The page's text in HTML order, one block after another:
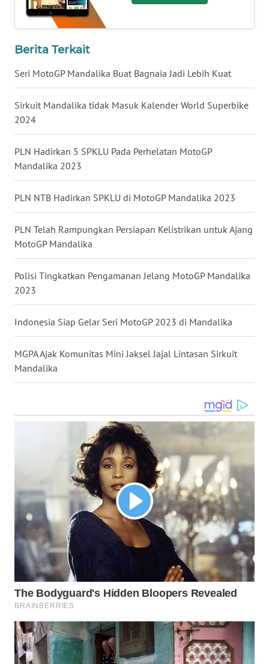
Berita Terkait
Seri MotoGP Mandalika Buat Bagnaia Jadi Lebih Kuat
Sirkuit Mandalika tidak Masuk Kalender World Superbike
2024
PLN Hadirkan 5 SPKLU Pada Perhelatan MotoGP
Mandalika 2023
PLN NTB Hadirkan SPKLU di MotoGP Mandalika 2023
PLN Telah Rampungkan Persiapan Kelistrikan untuk Ajang
MotoGP Mandalika
Polisi Tingkatkan Pengamanan Jelang MotoGP Mandalika
2023
Indonesia Siap Gelar Seri MotoGP 2023 di Mandalika
MGPA Ajak Komunitas Mini Jaksel Jajal Lintasan Sirkuit
Mandalika
WN
TAPANULI
SELATAN
WN
TANJUNG
LESUNG
KARO
SIMALUNGUN
WN
LABUHANBATU
WN
TAPANULI
TENGAH
WN DELI
WN
KARAWANG
WN
BEKASI
WN
BOGOR
DEPOK
WN